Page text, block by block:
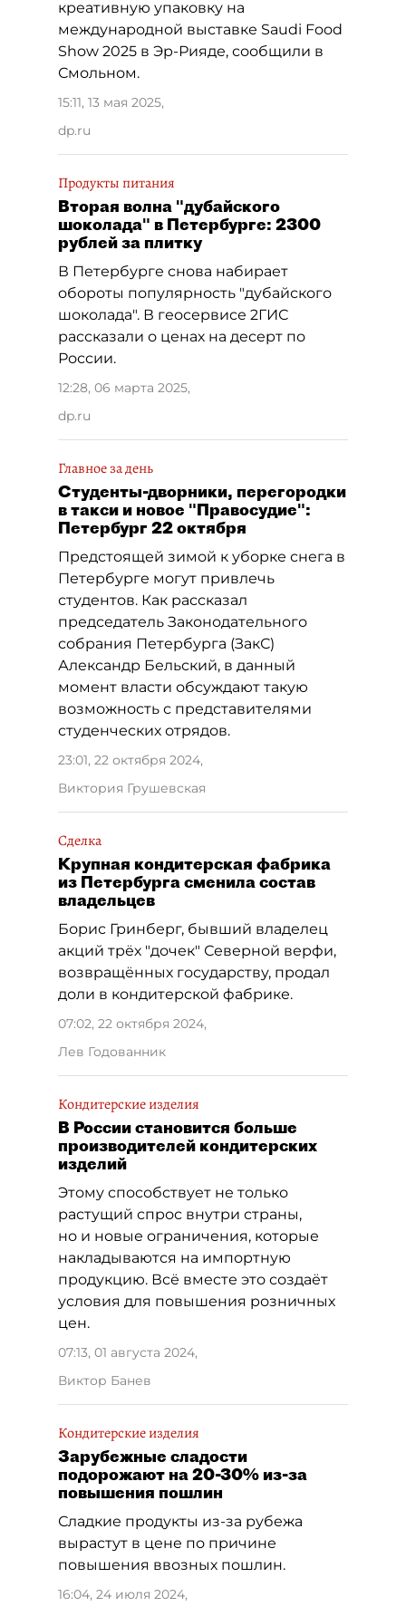
креативную упаковку на
международной выставке Saudi Food
Show 2025 в Эр-Рияде, сообщили в
Смольном.
15:11, 13 мая 2025,
dp.ru
Продукты питания
Вторая волна "дубайского
шоколада" в Петербурге: 2300
рублей за плитку
В Петербурге снова набирает
обороты популярность "дубайского
шоколада". В геосервисе 2ГИС
рассказали о ценах на десерт по
России.
12:28, 06 марта 2025,
dp.ru
Главное за день
Студенты-дворники, перегородки
в такси и новое "Правосудие":
Петербург 22 октября
Предстоящей зимой к уборке снега в
Петербурге могут привлечь
студентов. Как рассказал
председатель Законодательного
собрания Петербурга (ЗакС)
Александр Бельский, в данный
момент власти обсуждают такую
возможность с представителями
студенческих отрядов.
23:01, 22 октября 2024,
Виктория Грушевская
Сделка
Крупная кондитерская фабрика
из Петербурга сменила состав
владельцев
Борис Гринберг, бывший владелец
акций трёх "дочек" Северной верфи,
возвращённых государству, продал
доли в кондитерской фабрике.
07:02, 22 октября 2024,
Лев Годованник
Кондитерские изделия
В России становится больше
производителей кондитерских
изделий
Этому способствует не только
растущий спрос внутри страны,
но и новые ограничения, которые
накладываются на импортную
продукцию. Всё вместе это создаёт
условия для повышения розничных
цен.
07:13, 01 августа 2024,
Виктор Банев
Кондитерские изделия
Зарубежные сладости
подорожают на 20-30% из-за
повышения пошлин
Сладкие продукты из-за рубежа
вырастут в цене по причине
повышения ввозных пошлин.
16:04, 24 июля 2024,